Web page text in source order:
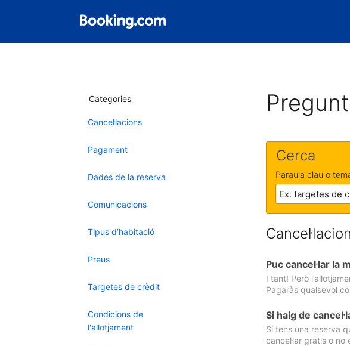
Categories
Cancel·lacions
Pagament
Dades de la reserva
Comunicacions
Tipus d’habitació
Preus
Targetes de crèdit
Condicions de
l'allotjament
Cerca
Paraula clau o
Puc cancel·lar la
I tant! Però
Pagaràs qualsevol
Si haig de
Si tens una reserva
cancel·lar gratis o